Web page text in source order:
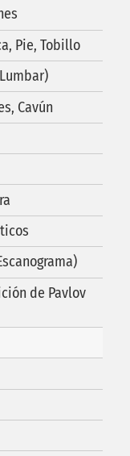
Pie, Tobillo
Cavún
de Pavlov